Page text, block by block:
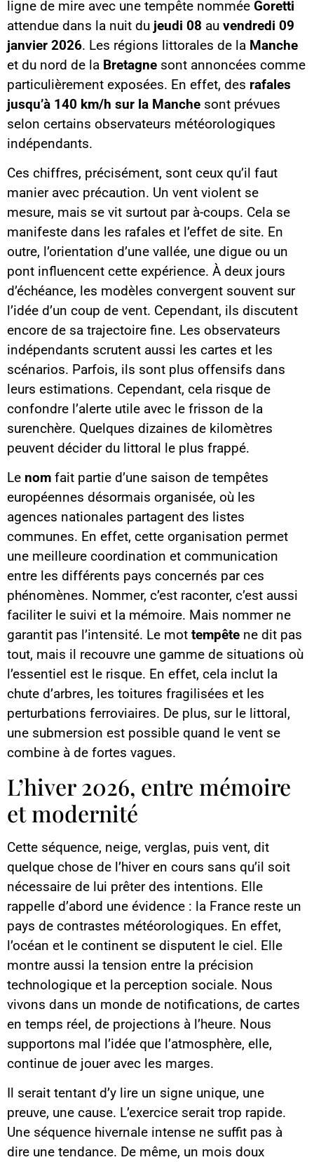
ligne de mire avec une tempête nommée Goretti
attendue dans la nuit du jeudi 08 au vendredi 09
janvier 2026. Les régions littorales de la Manche
et du nord de la Bretagne sont annoncées comme
particulièrement exposées. En effet, des rafales
jusqu’à 140 km/h sur la Manche sont prévues
selon certains observateurs météorologiques
indépendants.
Ces chiffres, précisément, sont ceux qu’il faut
manier avec précaution. Un vent violent se
mesure, mais se vit surtout par à-coups. Cela se
manifeste dans les rafales et l’effet de site. En
outre, l’orientation d’une vallée, une digue ou un
pont influencent cette expérience. À deux jours
d’échéance, les modèles convergent souvent sur
l’idée d’un coup de vent. Cependant, ils discutent
encore de sa trajectoire fine. Les observateurs
indépendants scrutent aussi les cartes et les
scénarios. Parfois, ils sont plus offensifs dans
leurs estimations. Cependant, cela risque de
confondre l’alerte utile avec le frisson de la
surenchère. Quelques dizaines de kilomètres
peuvent décider du littoral le plus frappé.
Le nom fait partie d’une saison de tempêtes
européennes désormais organisée, où les
agences nationales partagent des listes
communes. En effet, cette organisation permet
une meilleure coordination et communication
entre les différents pays concernés par ces
phénomènes. Nommer, c’est raconter, c’est aussi
faciliter le suivi et la mémoire. Mais nommer ne
garantit pas l’intensité. Le mot tempête ne dit pas
tout, mais il recouvre une gamme de situations où
l’essentiel est le risque. En effet, cela inclut la
chute d’arbres, les toitures fragilisées et les
perturbations ferroviaires. De plus, sur le littoral,
une submersion est possible quand le vent se
combine à de fortes vagues.
L’hiver 2026, entre mémoire
et modernité
Cette séquence, neige, verglas, puis vent, dit
quelque chose de l’hiver en cours sans qu’il soit
nécessaire de lui prêter des intentions. Elle
rappelle d’abord une évidence : la France reste un
pays de contrastes météorologiques. En effet,
l’océan et le continent se disputent le ciel. Elle
montre aussi la tension entre la précision
technologique et la perception sociale. Nous
vivons dans un monde de notifications, de cartes
en temps réel, de projections à l’heure. Nous
supportons mal l’idée que l’atmosphère, elle,
continue de jouer avec les marges.
Il serait tentant d’y lire un signe unique, une
preuve, une cause. L’exercice serait trop rapide.
Une séquence hivernale intense ne suffit pas à
dire une tendance. De même, un mois doux